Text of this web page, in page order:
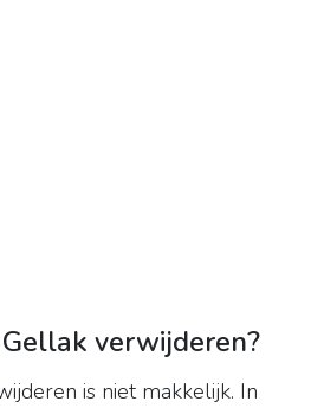
verwijderen?
is niet makkelijk. In